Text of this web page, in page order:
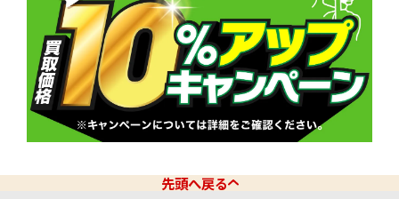
先頭へ戻る